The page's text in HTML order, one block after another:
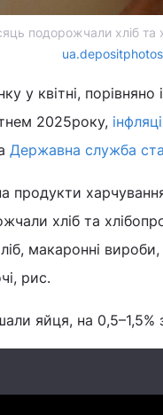
подорожчали хліб
у квітні,
2025року,
Державна служба
продукти
хліб та
макаронні
рис.
яйця, на 0,5–1,5%